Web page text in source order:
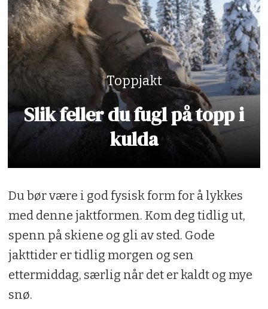
Toppjakt
Slik feller du fugl på topp i
kulda
Du bør være i god fysisk form for å lykkes
med denne jaktformen. Kom deg tidlig ut,
spenn på skiene og gli av sted. Gode
jakttider er tidlig morgen og sen
ettermiddag, særlig når det er kaldt og mye
snø.